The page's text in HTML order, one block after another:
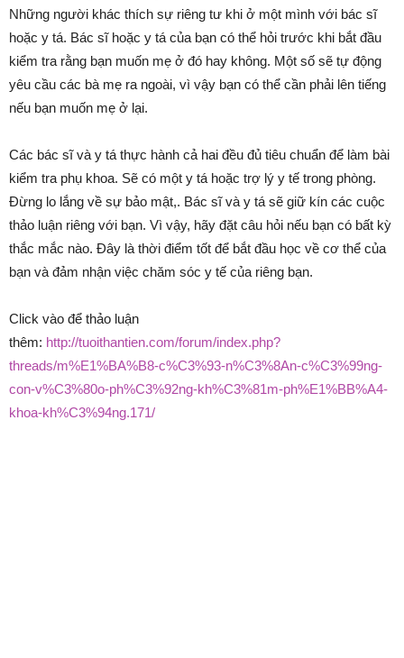
Những người khác thích sự riêng tư khi ở một mình với bác sĩ
hoặc y tá. Bác sĩ hoặc y tá của bạn có thể hỏi trước khi bắt đầu
kiểm tra rằng bạn muốn mẹ ở đó hay không. Một số sẽ tự động
yêu cầu các bà mẹ ra ngoài, vì vậy bạn có thể cần phải lên tiếng
nếu bạn muốn mẹ ở lại.
Các bác sĩ và y tá thực hành cả hai đều đủ tiêu chuẩn để làm bài
kiểm tra phụ khoa. Sẽ có một y tá hoặc trợ lý y tế trong phòng.
Đừng lo lắng về sự bảo mật,. Bác sĩ và y tá sẽ giữ kín các cuộc
thảo luận riêng với bạn. Vì vậy, hãy đặt câu hỏi nếu bạn có bất kỳ
thắc mắc nào. Đây là thời điểm tốt để bắt đầu học về cơ thể của
bạn và đảm nhận việc chăm sóc y tế của riêng bạn.
Click vào để thảo luận
thêm: http://tuoithantien.com/forum/index.php?
threads/m%E1%BA%B8-c%C3%93-n%C3%8An-c%C3%99ng-
con-v%C3%80o-ph%C3%92ng-kh%C3%81m-ph%E1%BB%A4-
khoa-kh%C3%94ng.171/